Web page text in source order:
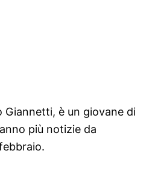
Giannetti, è un giovane di
più notizie da